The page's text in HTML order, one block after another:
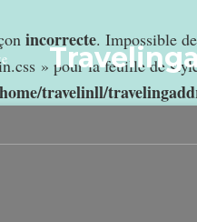
incorrecte. Impossible
» pour la feuille de
travelinll/